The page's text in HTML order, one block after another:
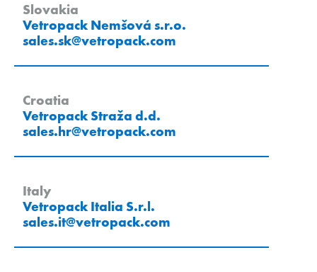
Slovakia
Vetropack Nemšová s.r.o.
sales.sk@vetropack.com
Croatia
Vetropack Straža d.d.
sales.hr@vetropack.com
Italy
Vetropack Italia S.r.l.
sales.it@vetropack.com